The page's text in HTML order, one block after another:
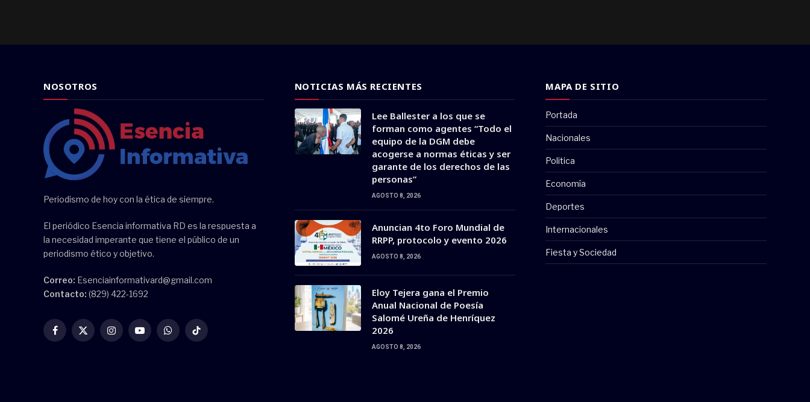
NOSOTROS
Periodismo de hoy con la ética de siempre.
El periódico Esencia informativa RD es la respuesta a
la necesidad imperante que tiene el público de un
periodismo ético y objetivo.
Correo: Esenciainformativard@gmail.com
Contacto: (829) 422-1692
Facebook
X
InstagramYouTubeWhatsAppTikTok
NOTICIAS MÁS RECIENTES
Lee Ballester a los que se
forman como agentes “Todo el
equipo de la DGM debe
acogerse a normas éticas y ser
garante de los derechos de las
personas”
AGOSTO 8, 2026
Anuncian 4to Foro Mundial de
RRPP, protocolo y evento 2026
AGOSTO 8, 2026
Eloy Tejera gana el Premio
Anual Nacional de Poesía
Salomé Ureña de Henríquez
2026
AGOSTO 8, 2026
MAPA DE SITIO
Portada
Nacionales
Politica
Economía
Deportes
Internacionales
Fiesta y Sociedad